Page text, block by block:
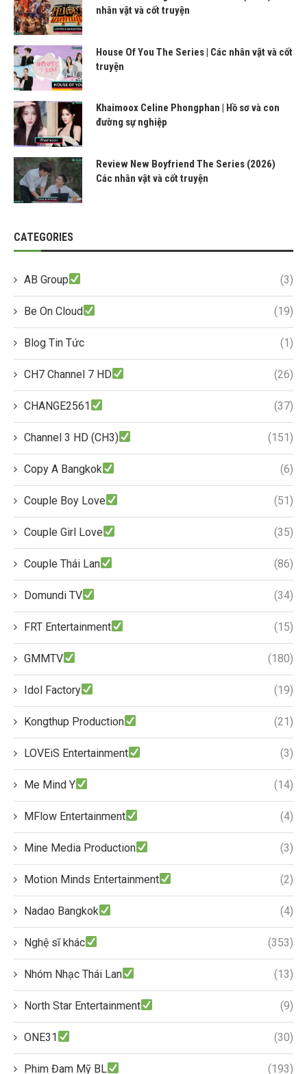
nhân vật và cốt truyện
House Of You The Series | Các nhân vật và cốt
truyện
Khaimoox Celine Phongphan | Hồ sơ và con
đường sự nghiệp
Review New Boyfriend The Series (2026)
Các nhân vật và cốt truyện
CATEGORIES
AB Group (3)
Be On Cloud (19)
Blog Tin Tức (1)
CH7 Channel 7 HD (26)
CHANGE2561 (37)
Channel 3 HD (CH3) (151)
Copy A Bangkok (6)
Couple Boy Love (51)
Couple Girl Love (35)
Couple Thái Lan (86)
Domundi TV (34)
FRT Entertainment (15)
GMMTV (180)
Idol Factory (19)
Kongthup Production (21)
LOVEiS Entertainment (3)
Me Mind Y (14)
MFlow Entertainment (4)
Mine Media Production (3)
Motion Minds Entertainment (2)
Nadao Bangkok (4)
Nghệ sĩ khác (353)
Nhóm Nhạc Thái Lan (13)
North Star Entertainment (9)
ONE31 (30)
Phim Đam Mỹ BL (193)